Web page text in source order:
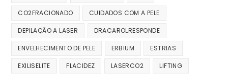
CO2FRACIONADO CUIDADOS COM A PELE
DEPILAÇÃO A LASER DRACAROLRESPONDE
ENVELHECIMENTO DE PELE ERBIUM ESTRIAS
EXILISELITE FLACIDEZ LASERCO2 LIFTING